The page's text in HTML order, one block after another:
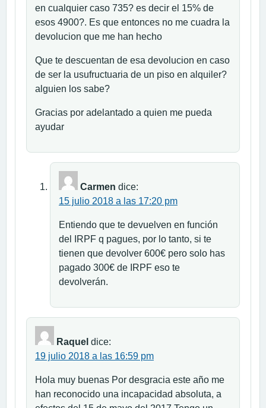
en cualquier caso 735? es decir el 15% de
esos 4900?. Es que entonces no me cuadra la
devolucion que me han hecho
Que te descuentan de esa devolucion en caso
de ser la usufructuaria de un piso en alquiler?
alguien los sabe?
Gracias por adelantado a quien me pueda
ayudar
Carmen dice:
15 julio 2018 a las 17:20 pm
Entiendo que te devuelven en función
del IRPF q pagues, por lo tanto, si te
tienen que devolver 600€ pero solo has
pagado 300€ de IRPF eso te
devolverán.
Raquel dice:
19 julio 2018 a las 16:59 pm
Hola muy buenas Por desgracia este año me
han reconocido una incapacidad absoluta, a